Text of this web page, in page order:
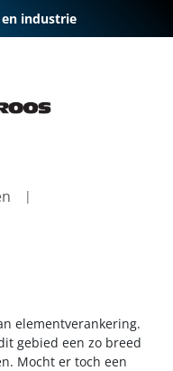
industrie
elementverankering.
gebied een zo breed
Mocht er toch een